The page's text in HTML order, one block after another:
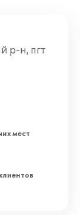
р-н, пгт
мест